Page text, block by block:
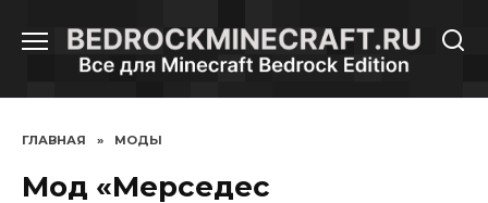
содержанию
ГЛАВНАЯ » МОДЫ
Мод «Мерседес